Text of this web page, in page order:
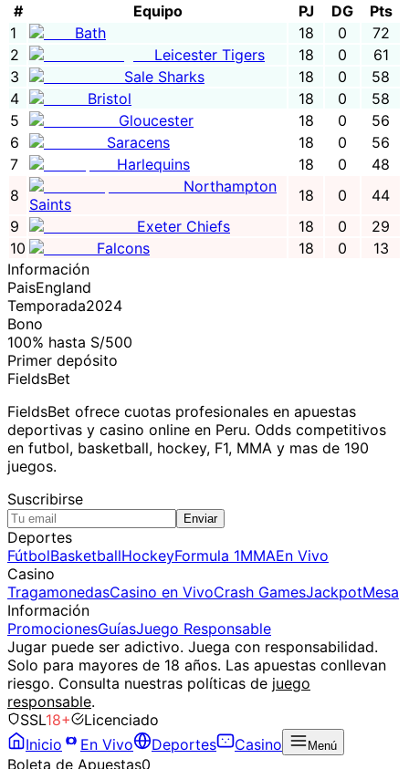
#
Equipo PJ DG
Pts
1
Bath 18 0
72
2
Leicester Tigers 18 0
61
3
Sale Sharks 18 0
58
4
Bristol 18 0
58
5
Gloucester 18 0
56
6
Saracens 18 0
56
7
Harlequins 18 0
48
8
Northampton
Saints
18 0
44
9
Exeter Chiefs 18 0
29
10
Falcons 18 0
13
Información
PaisEngland
Temporada2024
Bono
100% hasta S/500
Primer depósito
FieldsBet
FieldsBet ofrece cuotas profesionales en apuestas
deportivas y casino online en Peru. Odds competitivos
en futbol, basketball, hockey, F1, MMA y mas de 190
juegos.
Suscribirse
Enviar
Deportes
FútbolBasketballHockeyFormula 1MMAEn Vivo
Casino
TragamonedasCasino en VivoCrash GamesJackpotMesa
Información
PromocionesGuíasJuego Responsable
Jugar puede ser adictivo. Juega con responsabilidad.
Solo para mayores de 18 años. Las apuestas conllevan
riesgo. Consulta nuestras políticas de juego
responsable.
SSL18+
Licenciado
Inicio
En Vivo Deportes Casino Menú
Boleta de Apuestas0